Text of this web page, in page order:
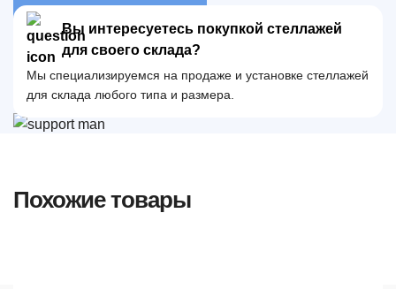
ОТПРАВИТЬ ЗАЯВКУ
Вы интересуетесь покупкой стеллажей
для своего склада?
Мы специализируемся на продаже и установке стеллажей
для склада любого типа и размера.
Похожие товары